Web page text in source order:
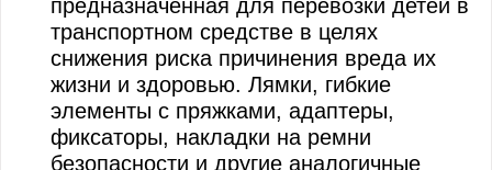
предназначенная для перевозки детей в
транспортном средстве в целях
снижения риска причинения вреда их
жизни и здоровью. Лямки, гибкие
элементы с пряжками, адаптеры,
фиксаторы, накладки на ремни
безопасности и другие аналогичные